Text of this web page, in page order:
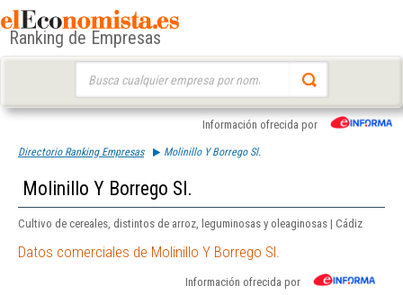
Ranking de Empresas
Información ofrecida por
Directorio Ranking Empresas Molinillo Y Borrego Sl.
Molinillo Y Borrego Sl.
Cultivo de cereales, distintos de arroz, leguminosas y oleaginosas | Cádiz
Datos comerciales de Molinillo Y Borrego Sl.
Información ofrecida por